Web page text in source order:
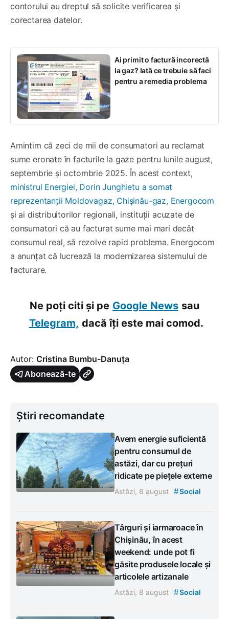
contorului au dreptul să solicite verificarea și
corectarea datelor.
Ai primit o factură incorectă
la gaz? Iată ce trebuie să faci
pentru a remedia problema
Amintim că zeci de mii de consumatori au reclamat
sume eronate în facturile la gaze pentru lunile august,
septembrie și octombrie 2025. În acest context,
ministrul Energiei, Dorin Junghietu a somat
reprezentanții Moldovagaz, Chișinău-gaz, Energocom
și ai distribuitorilor regionali, instituții acuzate de
consumatori că au facturat sume mai mari decât
consumul real, să rezolve rapid problema. Energocom
a anunțat că lucrează la modernizarea sistemului de
facturare.
Ne poți citi și pe Google News sau
Telegram, dacă îți este mai comod.
Autor: Cristina Bumbu-Danuța
Abonează-te
Știri recomandate
Avem energie suficientă
pentru consumul de
astăzi, dar cu prețuri
ridicate pe piețele externe
Astăzi, 8 august #Social
Târguri și iarmaroace în
Chișinău, în acest
weekend: unde pot fi
găsite produsele locale și
articolele artizanale
Astăzi, 8 august #Social